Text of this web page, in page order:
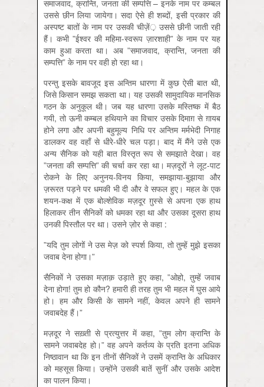
समाजवाद, क्रान्ति, जनता की सम्पत्ति – इनके नाम पर कम्बल
उससे छीन लिया जायेगा। सदा ऐसे ही शब्दों, इसी प्रकार की
अस्पष्ट बातों के नाम पर उसकी चीज़ें़ उससे छीनी जाती रही
हैं। कभी ”ईश्वर की महिमा-स्वरूप ज़ारशाही” के नाम पर यह
काम हुआ करता था। अब ”समाजवाद, क्रान्ति, जनता की
सम्पत्ति” के नाम पर वही हो रहा था।
परन्तु इसके बावजूद इस अन्तिम धारणा में कुछ ऐसी बात थी,
जिसे किसान समझ सकता था। यह उसकी सामुदायिक मानसिक
गठन के अनुकूल थी। जब यह धारणा उसके मस्तिष्क में बैठ
गयी, तो ऊनी कम्बल हथियाने का विचार उसके दिमाग़ से ग़ायब
होने लगा और अपनी बहुमूल्य निधि पर अन्तिम मर्मभेदी निगाह
डालकर वह वहाँ से धीरे-धीरे चल पड़ा। बाद में मैंने उसे एक
अन्य सैनिक को यही बात विस्तृत रूप से समझाते देखा। वह
”जनता की सम्पत्ति” की चर्चा कर रहा था। मज़दूरों ने लूट-पाट
रोकने के लिए अनुनय-विनय किया, समझाया-बुझाया और
ज़रूरत पड़ने पर धमकी भी दी और वे सफल हुए। महल के एक
शयन-कक्ष में एक बोल्शेविक मज़दूर ग़ुस्से से अपना एक हाथ
हिलाकर तीन सैनिकों को धमका रहा था और उसका दूसरा हाथ
उनकी पिस्तौल पर था। उसने ज़ोर से कहा :
”यदि तुम लोगों ने उस मेज़ को स्पर्श किया, तो तुम्हें मुझे इसका
जवाब देना होगा।”
सैनिकों ने उसका मज़ाक़ उड़ाते हुए कहा, ”ओहो, तुम्हें जवाब
देना होगा! तुम हो कौन? हमारी ही तरह तुम भी महल में घुस आये
हो। हम और किसी के सामने नहीं, केवल अपने ही सामने
जवाबदेह हैं।”
मज़दूर ने सख़्ती से प्रत्युत्तर में कहा, ”तुम लोग क्रान्ति के
सामने जवाबदेह हो।” वह अपने कर्तव्य के प्रति इतना अधिक
निष्ठावान था कि इन तीनों सैनिकों ने उसमें क्रान्ति के अधिकार
को महसूस किया। उन्होंने उसकी बातें सुनीं और उसके आदेश
का पालन किया।